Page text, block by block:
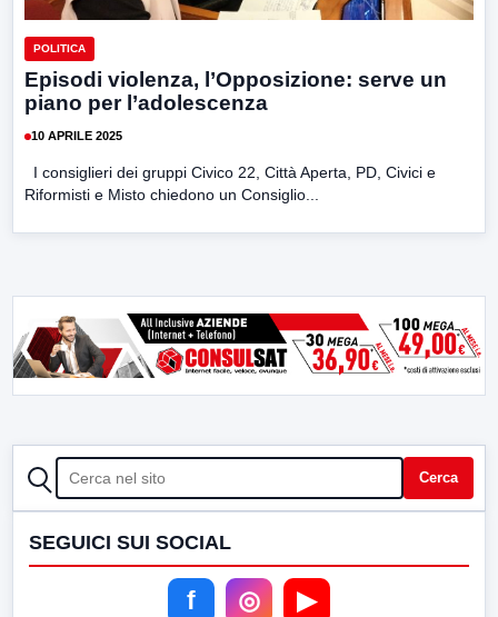
POLITICA
Episodi violenza, l’Opposizione: serve un
piano per l’adolescenza
10 APRILE 2025
I consiglieri dei gruppi Civico 22, Città Aperta, PD, Civici e
Riformisti e Misto chiedono un Consiglio...
CERCA Cerca
SEGUICI SUI SOCIAL
f ◎ ▶